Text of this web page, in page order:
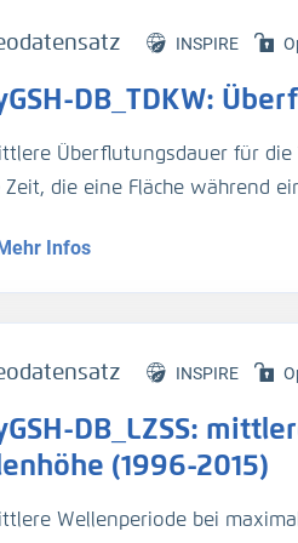
INSPIRE
DB_TDKW:
Überflutungsdauer für die
Zeit, die eine Fläche während
Beschreibung der
).
R., et.al., (2019),
J., et.al., (2020),
R., Plüß, A., Ihde, R., Freund,
Infos
INSPIRE
DB_LZSS:
(1996-2015)
Wellenperiode bei